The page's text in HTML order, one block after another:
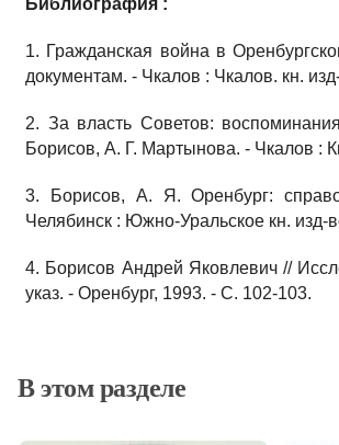
Библиография :
1. Гражданская война в
документам. - Чкалов : Чкалов. кн.
2. За власть Советов:
Борисов, А. Г. Мартынова. - Чкалов :
3. Борисов, А. Я. Оренбург:
Челябинск : Южно-Уральское кн. изд-
4. Борисов Андрей Яковлевич //
указ. - Оренбург, 1993. - С. 102-103.
В этом разделе